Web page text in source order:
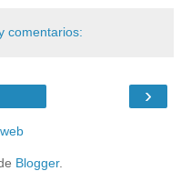
comentarios:
›
Blogger.